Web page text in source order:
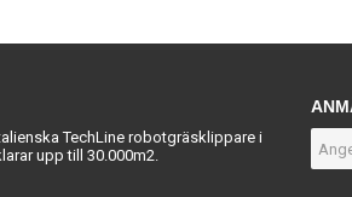
TechLine robotgräsklippare i
upp till 30.000m2.